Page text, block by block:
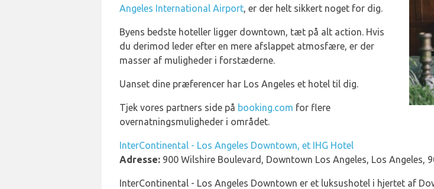
Angeles International Airport, er der helt sikkert noget for dig.
Byens bedste hoteller ligger downtown, tæt på alt action. Hvis
du derimod leder efter en mere afslappet atmosfære, er der
masser af muligheder i forstæderne.
Uanset dine præferencer har Los Angeles et hotel til dig.
Tjek vores partners side på booking.com for flere
overnatningsmuligheder i området.
InterContinental - Los Angeles Downtown, et IHG Hotel
Adresse: 900 Wilshire Boulevard, Downtown Los Angeles, Los Angeles,
InterContinental - Los Angeles Downtown er et luksushotel i hjertet af